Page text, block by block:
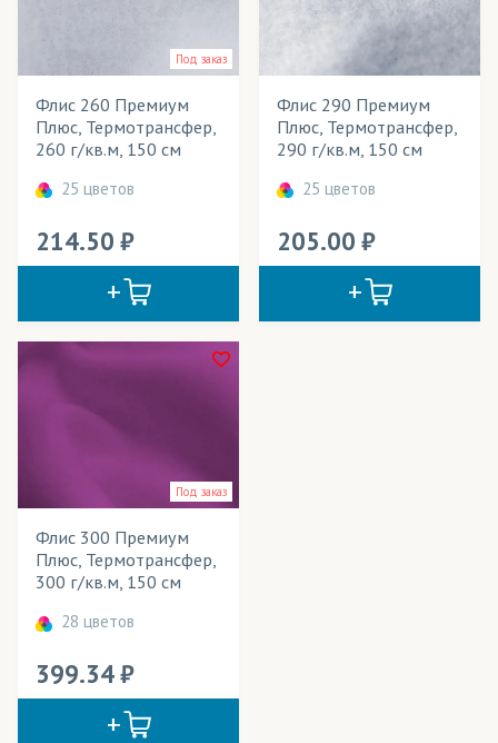
Декорации
Детская одежда
Детские игрушки
Игрушки антистресс
Кабинетные флаги
Календари
Картины
Кашне
Куртки
Лонгсливы
Майки
Маски защитные
Мобильные конструкции
Одежда
Под заказ
Флис 260 Премиум
Плюс, Термотрансфер,
260 г/кв.м, 150 см
25 цветов
214.50
Флис 290 Премиум
Плюс, Термотрансфер,
290 г/кв.м, 150 см
25 цветов
205.00
Под заказ
Флис 300 Премиум
Плюс, Термотрансфер,
300 г/кв.м, 150 см
28 цветов
399.34